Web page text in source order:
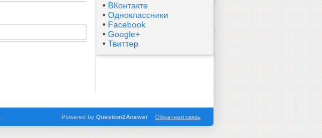
• ВКонтакте
• Одноклассники
• Facebook
• Google+
• Твиттер
Обратная связь
Powered by Question2Answer